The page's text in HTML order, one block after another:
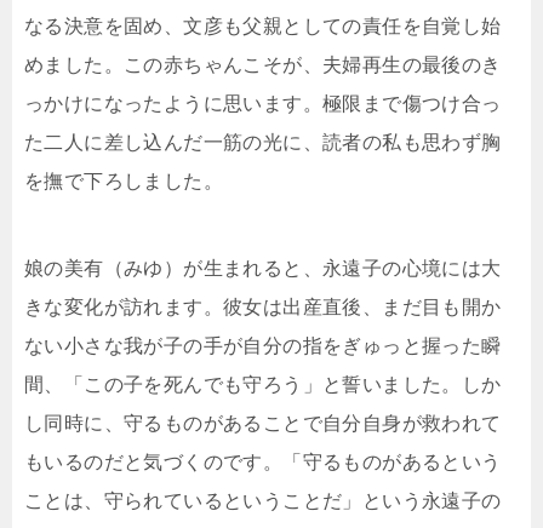
なる決意を固め、文彦も父親としての責任を自覚し始
めました。この赤ちゃんこそが、夫婦再生の最後のき
っかけになったように思います。極限まで傷つけ合っ
た二人に差し込んだ一筋の光に、読者の私も思わず胸
を撫で下ろしました。
娘の美有（みゆ）が生まれると、永遠子の心境には大
きな変化が訪れます。彼女は出産直後、まだ目も開か
ない小さな我が子の手が自分の指をぎゅっと握った瞬
間、「この子を死んでも守ろう」と誓いました。しか
し同時に、守るものがあることで自分自身が救われて
もいるのだと気づくのです。「守るものがあるという
ことは、守られているということだ」という永遠子の